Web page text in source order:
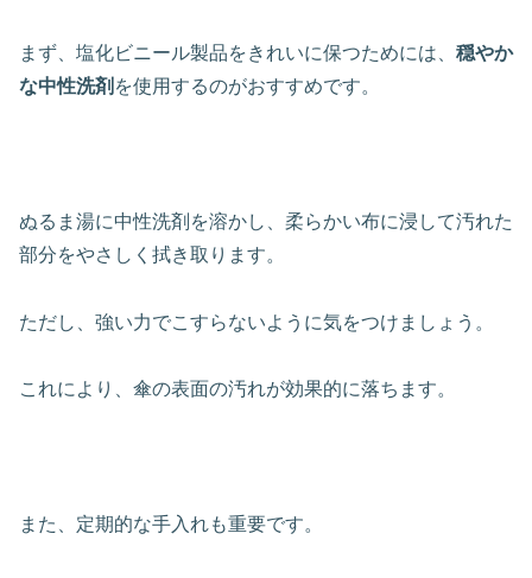
まず、塩化ビニール製品をきれいに保つためには、 穏やか
な中性洗剤 を使用するのがおすすめです。
ぬるま湯に中性洗剤を溶かし、柔らかい布に浸して汚れた
部分をやさしく拭き取ります。
ただし、強い力でこすらないように気をつけましょう。
これにより、傘の表面の汚れが効果的に落ちます。
また、定期的な手入れも重要です。